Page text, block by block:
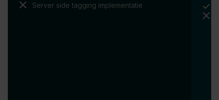
Server side tagging implementatie